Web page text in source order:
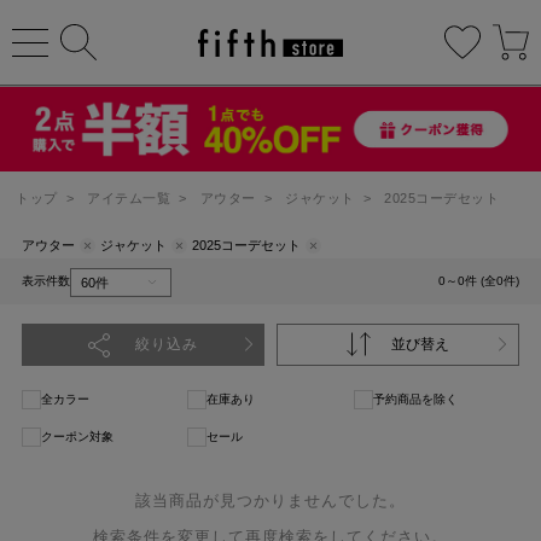
トップ > アイテム一覧 > アウター > ジャケット > 2025コーデセット
アウター ジャケット 2025コーデセット
表示件数 0～0件 (全0件)
絞り込み 並び替え
全カラー 在庫あり 予約商品を除く
クーポン対象 セール
該当商品が見つかりませんでした。
検索条件を変更して再度検索をしてください。